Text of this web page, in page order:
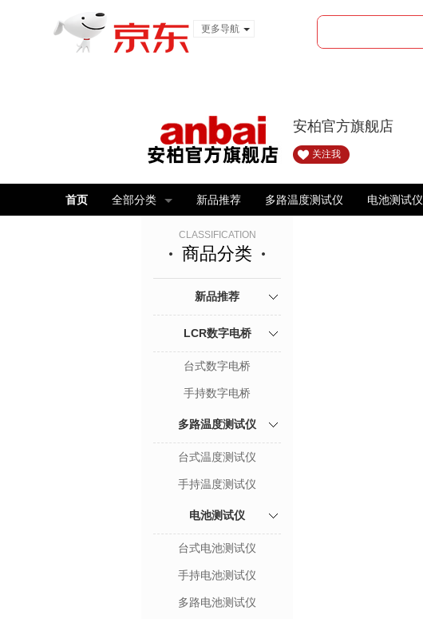
更多导航
安柏官方旗舰店
关注我
首页 全部分类 新品推荐 多路温度测试仪 电池测试仪
CLASSIFICATION
商品分类
新品推荐
LCR数字电桥
台式数字电桥
手持数字电桥
多路温度测试仪
台式温度测试仪
手持温度测试仪
电池测试仪
台式电池测试仪
手持电池测试仪
多路电池测试仪